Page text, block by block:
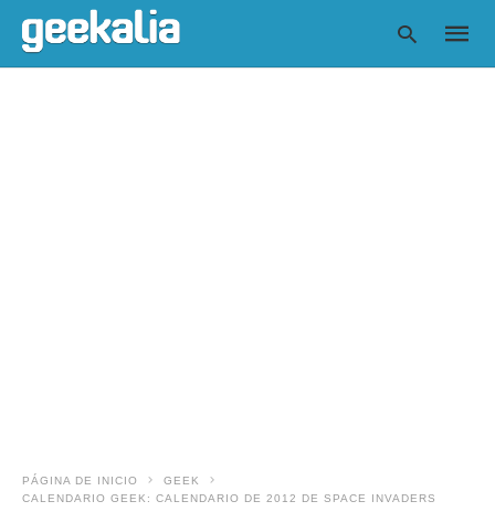
PÁGINA DE INICIO
GEEK
CALENDARIO GEEK: CALENDARIO DE 2012 DE SPACE INVADERS